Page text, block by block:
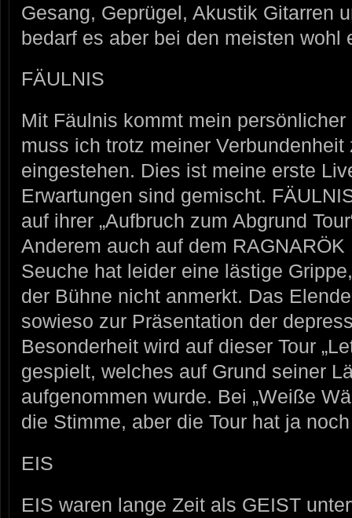
Gesang, Geprügel, Akustik Gitarren
bedarf es aber bei den meisten wohl
FÄULNIS
Mit Fäulnis kommt mein
muss ich trotz meiner
eingestehen. Dies ist meine erste
Erwartungen sind gemischt.
auf ihrer „Aufbruch zum Abgrund
Anderem auch auf dem
Seuche hat leider eine lästige
der Bühne nicht anmerkt. Das
sowieso zur Präsentation der
Besonderheit wird auf dieser Tour
gespielt, welches auf Grund seiner
aufgenommen wurde. Bei „Weiße
die Stimme, aber die Tour hat ja
EIS
EIS waren lange Zeit als GEIST